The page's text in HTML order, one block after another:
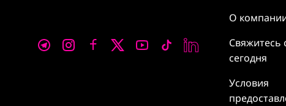
О
Свяжитесь
сегодня
Условия